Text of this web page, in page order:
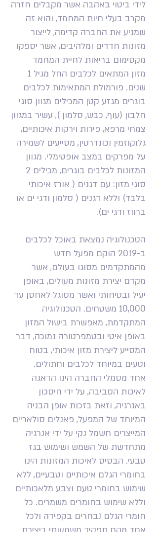
לידי ביטוי באהבה אשר מקבלים חזרה
מקרב בעלי חיות המחמד, והוא זה
שמניע את החברה קדימה, לייצור
מזונות חדדים ומלהיבים, אשר יספקו
מקסימום בריאות לחיית המחמד
מזון המתאים לכלבים החל מגיל 1
שנים. פורמולת המתאימות לכלבים
בוגרים מגזע קטן המכילים מגוון סוגי
חלבון (עוף, כבש, סלמון ), עשיר במגוון
צמחי מרפא, פירות וירקות איכותיים,
גלוקוזמין וכונדרטין, מסייעים לשמירה
על מפרקים במצב אופטימלי. מגוון
המזונות לכלבים בוגרים, מכילים 2
סוגי מזון: עם דגנים ( אורז איכותי
בלבד) וללא דגנים ( סלמון ודגי ים או
ברווז ודגי ים).
הטכנולוגיה נמצאת באוכל לכלבים
ב-2019 הוקם מפעל חדש
מהמתקדמים מסוגו בעולם, אשר
מקדם יצירת מזונות מעולים, באופן
יעיל ובטיחותי ואשר מסוגל לאחסן עד
10,000 משטחים. הטכנולוגיה
המתקדמת, מאפשרת בישול המזון
באופן איטי ובטמפרטורה נמוכה, דבר
המסייע ליצירת מזון איכותי, בטוח
וטעים במיוחד לכלבים וחתולים.
אחד מסמלי החברה הינו הדאגה
לאיכות הסביבה, על ידי חיסכון
באנרגיה, וזאת בזכות אופן הבניה
המיוחד של המפעל, פאנלים סולאריים
המייצרים חשמל נקי על ידי אנרגיה
מתחדשת של השמש ושימוש בגז
טבעי. הבסיס לאיכות המזונות הינו
בחומרי הגלם איכותיים וטבעיים, ללא
שימוש בחומרי טעם וצבע מלאכותיים
וללא שימוש בחומרים משמרים. כל
חומרי הגלם נבחרים בקפידה ולכל
אחד מהם תפקיד משמעותי ביצירת